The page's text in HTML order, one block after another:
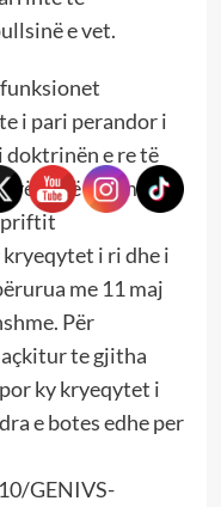
e vet.
i pari perandor i
e re të
vërtetë ai e mbajti
i ri dhe i
me 11 maj
Për
te gjitha
ky kryeqytet i
e botes edhe per
GENIVS-